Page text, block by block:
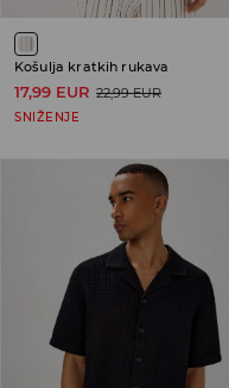
Košulja kratkih rukava
17,99 EUR 22,99 EUR
SNIŽENJE